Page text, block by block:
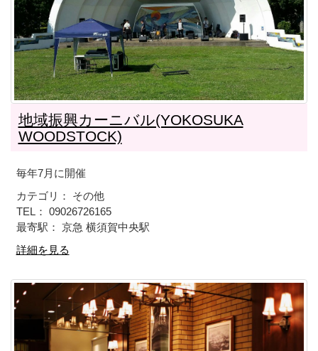
地域振興カーニバル(YOKOSUKA
WOODSTOCK)
毎年7月に開催
カテゴリ： その他
TEL： 09026726165
最寄駅： 京急 横須賀中央駅
詳細を見る